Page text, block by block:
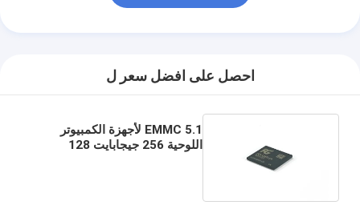
احصل على افضل سعر ل
EMMC 5.1 لأجهزة الكمبيوتر
اللوحية 256 جيجابايت 128